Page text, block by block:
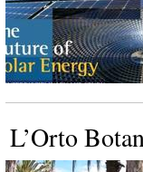
L’Orto